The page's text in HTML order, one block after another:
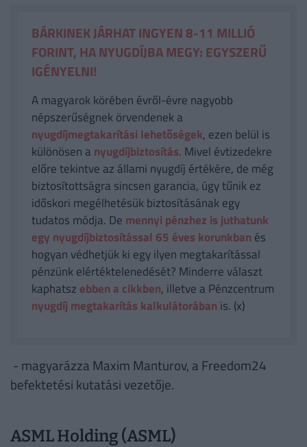
BÁRKINEK JÁRHAT INGYEN 8-11 MILLIÓ
FORINT, HA NYUGDÍJBA MEGY: EGYSZERŰ
IGÉNYELNI!
A magyarok körében évről-évre nagyobb
népszerűségnek örvendenek a
nyugdíjmegtakarítási lehetőségek, ezen belül is
különösen a nyugdíjbiztosítás. Mivel évtizedekre
előre tekintve az állami nyugdíj értékére, de még
biztosítottságra sincsen garancia, úgy tűnik ez
időskori megélhetésük biztosításának egy
tudatos módja. De mennyi pénzhez is juthatunk
egy nyugdíjbiztosítással 65 éves korunkban és
hogyan védhetjük ki egy ilyen megtakarítással
pénzünk elértéktelenedését? Minderre választ
kaphatsz ebben a cikkben, illetve a Pénzcentrum
nyugdíj megtakarítás kalkulátorában is. (x)
- magyarázza Maxim Manturov, a Freedom24
befektetési kutatási vezetője.
ASML Holding (ASML)